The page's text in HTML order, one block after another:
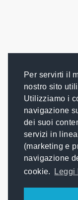
Per servirti il
nostro sito
Utilizziamo i
navigazione
dei suoi
servizi in
(marketing e
navigazione
cookie.
Leggi